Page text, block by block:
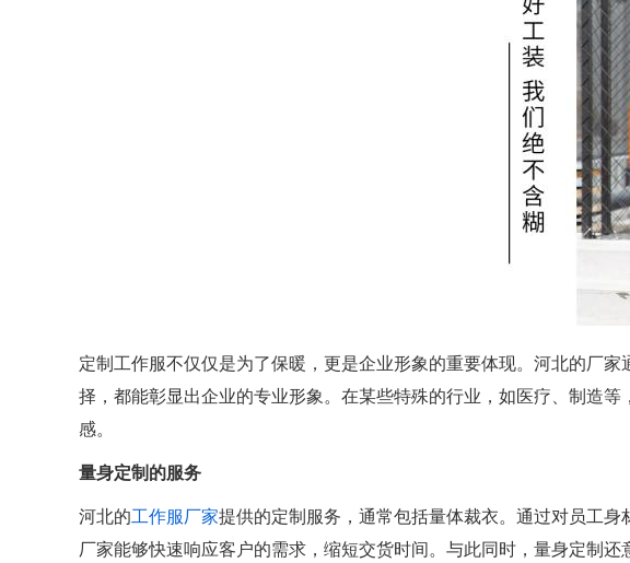
定制工作服不仅仅是为了保暖，更是企业形象的重要体现。河北的厂
择，都能彰显出企业的专业形象。在某些特殊的行业，如医疗、制造
感。
量身定制的服务
河北的工作服厂家提供的定制服务，通常包括量体裁衣。通过对员工
厂家能够快速响应客户的需求，缩短交货时间。与此同时，量身定制